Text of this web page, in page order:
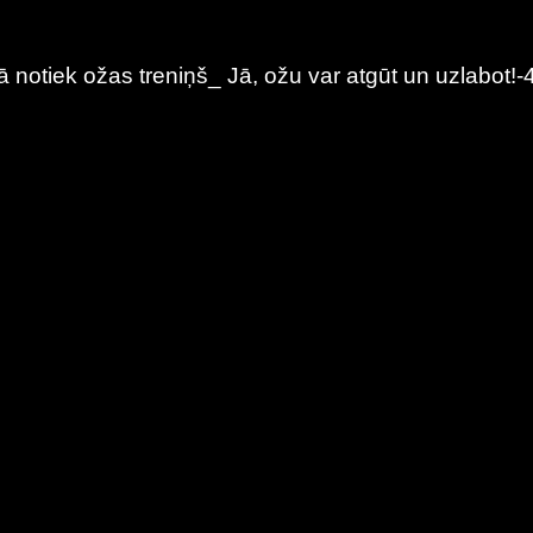
notiek ožas treniņš_ Jā, ožu var atgūt un uzlabot!-